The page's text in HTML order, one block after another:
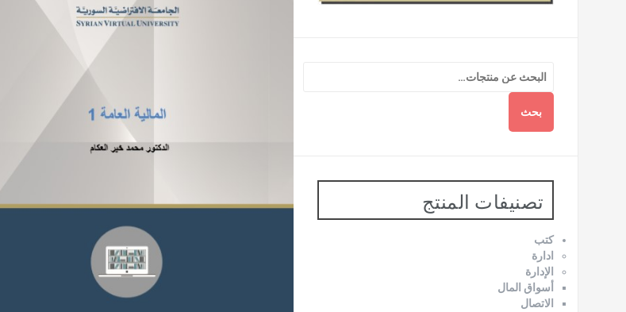
بحث
تصنيفات المنتج
كتب
ادارة
الإدارة
أسواق المال
الاتصال